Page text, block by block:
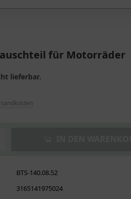
für Motorräder
lieferbar.
BTS-140.08.52
3165141975024